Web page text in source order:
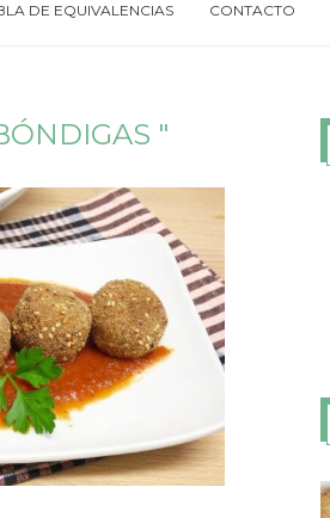
DE EQUIVALENCIAS CONTACTO
"